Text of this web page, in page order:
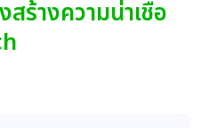
ร้างความน่าเชื่อ